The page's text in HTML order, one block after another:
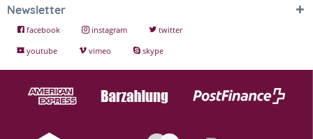
Newsletter
facebook instagram
twitter
youtube
vimeo skype